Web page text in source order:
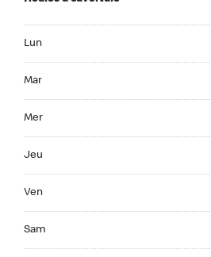
Lun
Mar
Mer
Jeu
Ven
Sam